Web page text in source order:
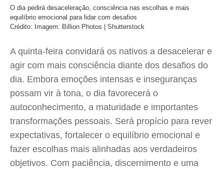
O dia pedirá desaceleração, consciência nas escolhas e mais
equilíbrio emocional para lidar com desafios
Crédito: Imagem: Billion Photos | Shutterstock
A quinta-feira convidará os nativos a desacelerar e
agir com mais consciência diante dos desafios do
dia. Embora emoções intensas e inseguranças
possam vir à tona, o dia favorecerá o
autoconhecimento, a maturidade e importantes
transformações pessoais. Será propício para rever
expectativas, fortalecer o equilíbrio emocional e
fazer escolhas mais alinhadas aos verdadeiros
objetivos. Com paciência, discernimento e uma